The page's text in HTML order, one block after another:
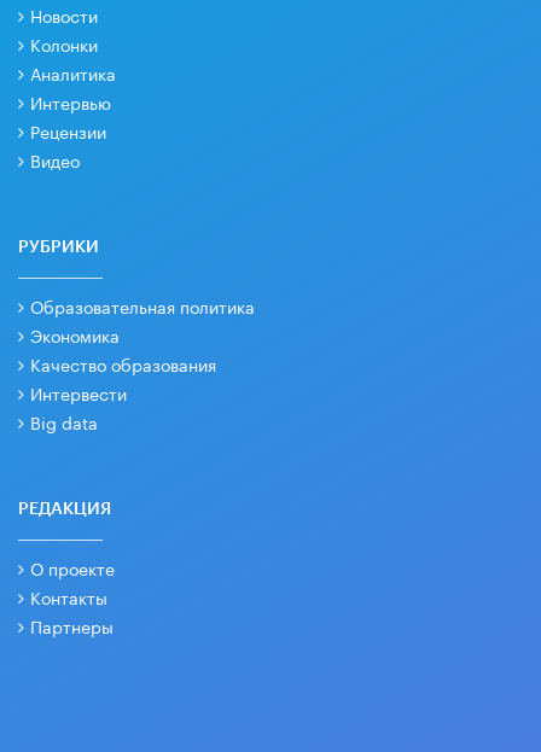
Новости
Колонки
Аналитика
Интервью
Рецензии
Видео
РУБРИКИ
Образовательная политика
Экономика
Качество образования
Интервести
Big data
РЕДАКЦИЯ
О проекте
Контакты
Партнеры